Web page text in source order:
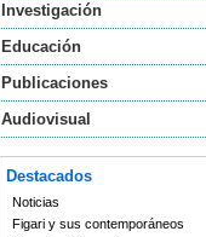
Investigación
Educación
Publicaciones
Audiovisual
Destacados
Noticias
Figari y sus contemporáneos